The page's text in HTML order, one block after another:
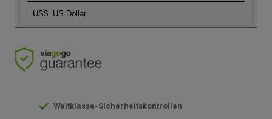
US$ US Dollar
Weltklasse-Sicherheitskontrollen